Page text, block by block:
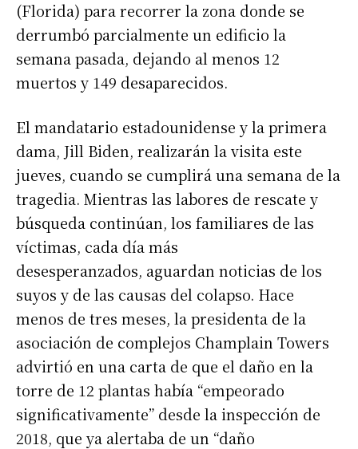
(Florida) para recorrer la zona donde se
derrumbó parcialmente un edificio la
semana pasada, dejando al menos 12
muertos y 149 desaparecidos.
El mandatario estadounidense y la primera
dama, Jill Biden, realizarán la visita este
jueves, cuando se cumplirá una semana de la
tragedia. Mientras las labores de rescate y
búsqueda continúan, los familiares de las
víctimas, cada día más
desesperanzados, aguardan noticias de los
suyos y de las causas del colapso. Hace
menos de tres meses, la presidenta de la
asociación de complejos Champlain Towers
advirtió en una carta de que el daño en la
torre de 12 plantas había “empeorado
significativamente” desde la inspección de
2018, que ya alertaba de un “daño